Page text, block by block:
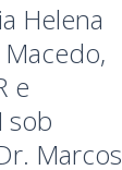
Helena
e
sob
Marcos